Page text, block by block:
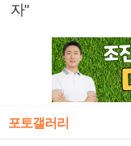
자"
포토갤러리